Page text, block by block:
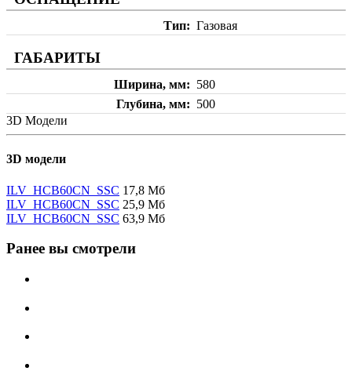
Тип Газовая
ГАБАРИТЫ
Ширина, мм
580
Глубина, мм
500
3D Модели
3D модели
ILV_HCB60CN_SSC 17,8 Мб
ILV_HCB60CN_SSC 25,9 Мб
ILV_HCB60CN_SSC 63,9 Мб
Ранее вы смотрели